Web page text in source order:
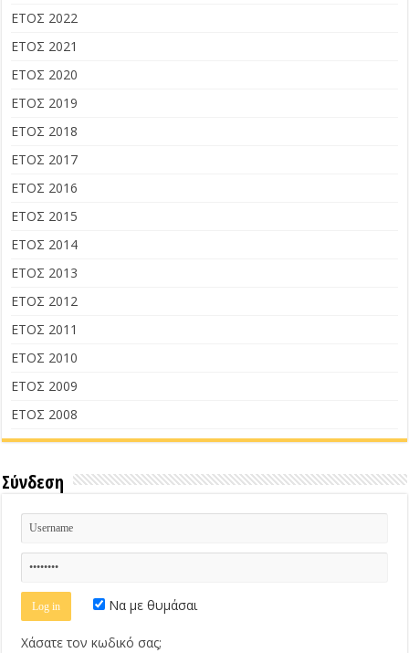
ΕΤΟΣ 2022
ΕΤΟΣ 2021
ΕΤΟΣ 2020
ΕΤΟΣ 2019
ΕΤΟΣ 2018
ΕΤΟΣ 2017
ΕΤΟΣ 2016
ΕΤΟΣ 2015
ΕΤΟΣ 2014
ΕΤΟΣ 2013
ΕΤΟΣ 2012
ΕΤΟΣ 2011
ΕΤΟΣ 2010
ΕΤΟΣ 2009
ΕΤΟΣ 2008
Σύνδεση
Να με θυμάσαι
Χάσατε τον κωδικό σας;